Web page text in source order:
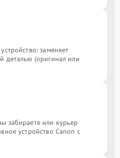
заменяет
деталью (оригинал или
забираете или курьер
устройство Canon с